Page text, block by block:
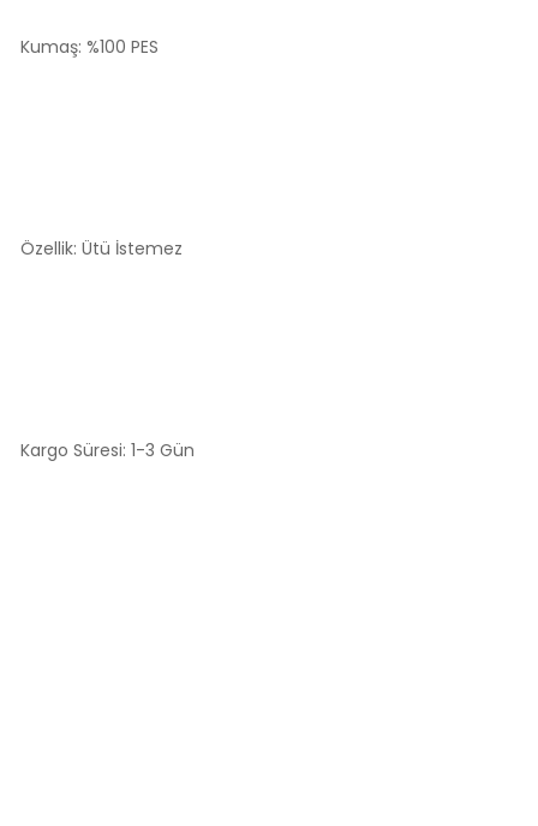
Kumaş: %100 PES
Özellik: Ütü İstemez
Kargo Süresi: 1-3 Gün